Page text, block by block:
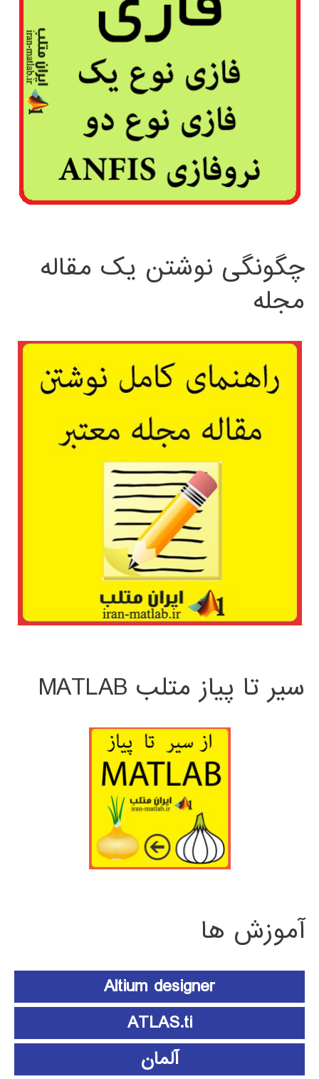
چگونگی نوشتن یک مقاله
مجله
سیر تا پیاز متلب MATLAB
آموزش ها
Altium designer
ATLAS.ti
آلمان